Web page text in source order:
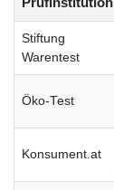
Stiftung
Warentest
Öko-Test
Konsument.at